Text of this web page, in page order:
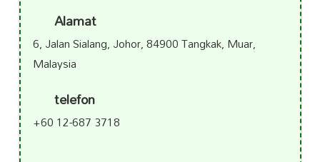
Alamat
6, Jalan Sialang, Johor, 84900 Tangkak, Muar,
Malaysia
telefon
+60 12-687 3718